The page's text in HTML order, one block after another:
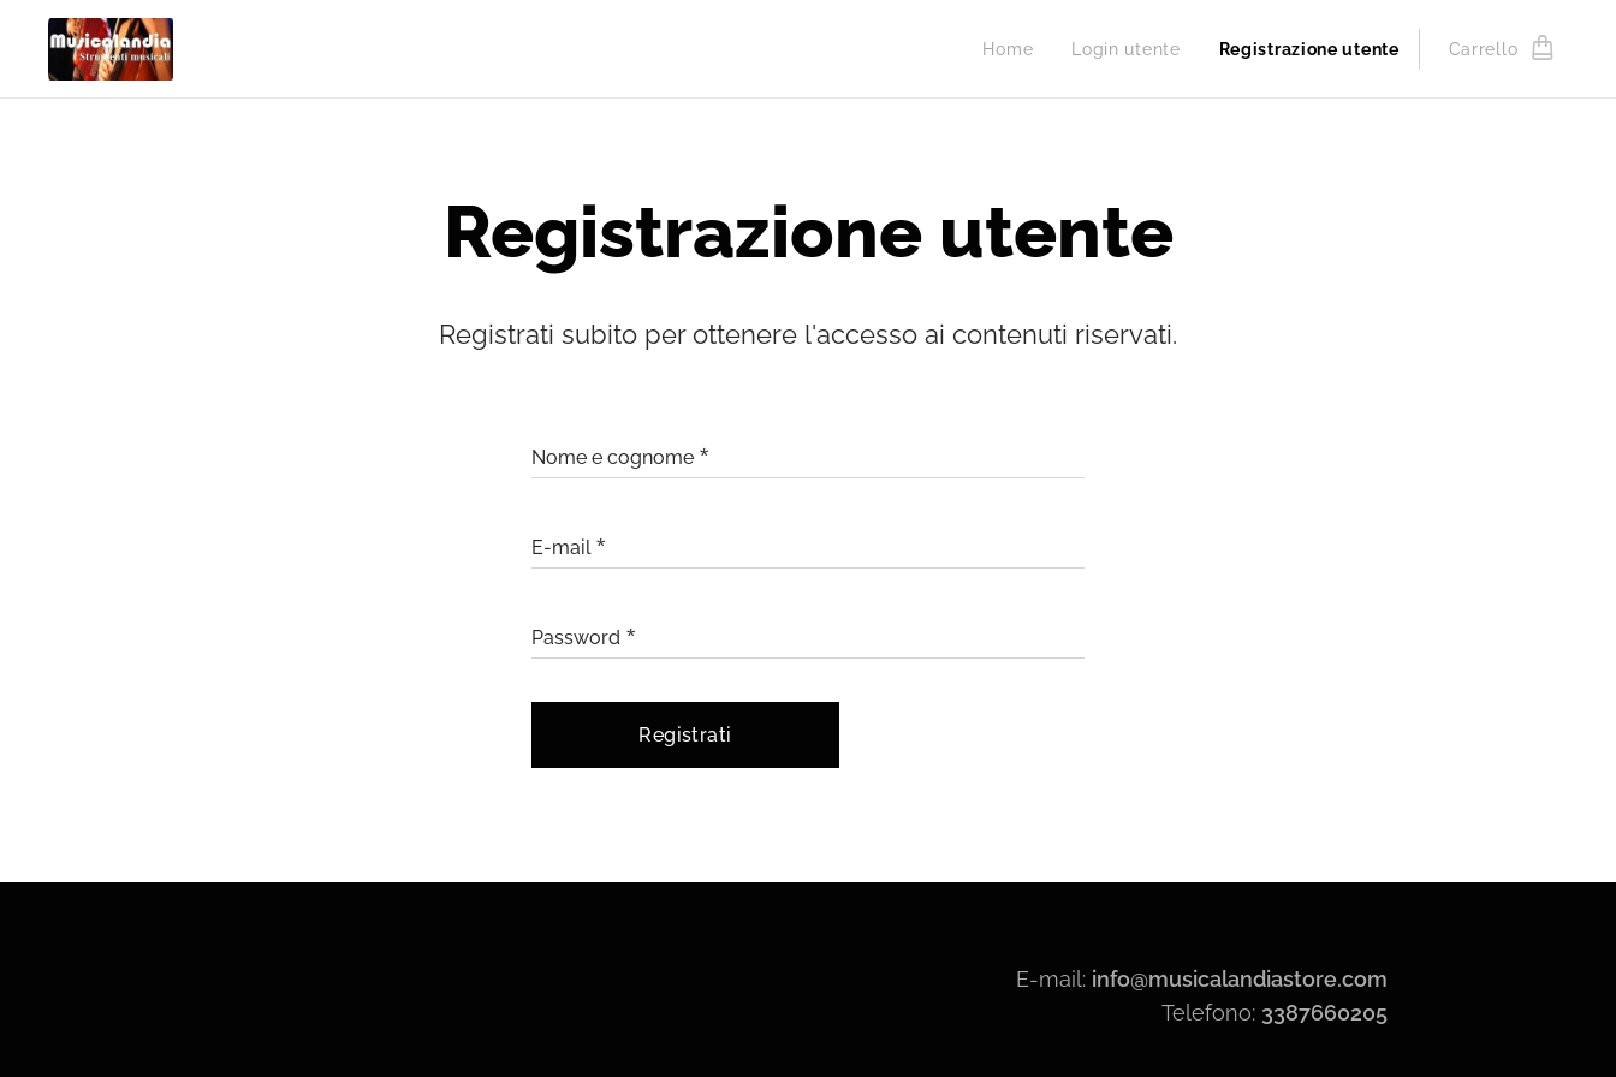
Home Login utente Registrazione utente Carrello
Registrazione utente
Registrati subito per ottenere l'accesso ai contenuti riservati.
Nome e cognome
E-mail
Password
Registrati
E-mail: info@musicalandiastore.com
Telefono: 3387660205